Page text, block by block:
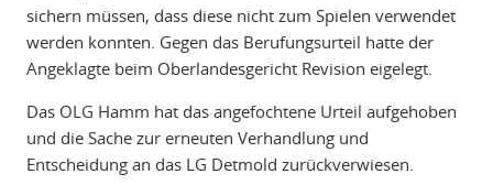
sichern müssen, dass diese nicht zum Spielen verwendet
werden konnten. Gegen das Berufungsurteil hatte der
Angeklagte beim Oberlandesgericht Revision eigelegt.
Das OLG Hamm hat das angefochtene Urteil aufgehoben
und die Sache zur erneuten Verhandlung und
Entscheidung an das LG Detmold zurückverwiesen.